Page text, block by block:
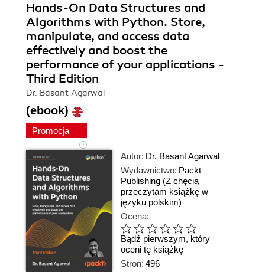
Hands-On Data Structures and
Algorithms with Python. Store,
manipulate, and access data
effectively and boost the
performance of your applications -
Third Edition
Dr. Basant Agarwal
(ebook)
Promocja
Autor: Dr. Basant Agarwal
Wydawnictwo: Packt
Publishing (Z chęcią
przeczytam książkę w
języku polskim)
Ocena:
Bądź pierwszym, który
oceni tę książkę
Stron: 496